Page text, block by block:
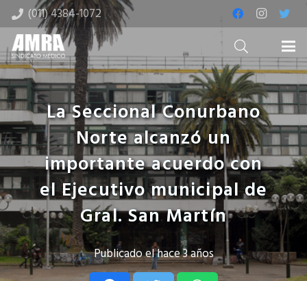
(011) 4384-1072
La Seccional Conurbano
Norte alcanzó un
importante acuerdo con
el Ejecutivo municipal de
Gral. San Martín
Publicado elhace 3 años